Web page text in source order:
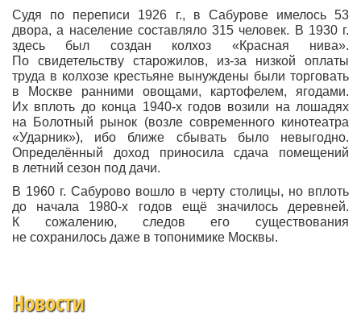
Судя по переписи 1926 г., в Сабурове имелось 53
двора, а население составляло 315 человек. В 1930 г.
здесь был создан колхоз «Красная нива».
По свидетельству старожилов, из-за низкой оплаты
труда в колхозе крестьяне вынуждены были торговать
в Москве ранними овощами, картофелем, ягодами.
Их вплоть до конца 1940-х годов возили на лошадях
на Болотный рынок (возле современного кинотеатра
«Ударник»), ибо ближе сбывать было невыгодно.
Определённый доход приносила сдача помещений
в летний сезон под дачи.
В 1960 г. Сабурово вошло в черту столицы, но вплоть
до начала 1980-х годов ещё значилось деревней.
К сожалению, следов его существования
не сохранилось даже в топонимике Москвы.
Новости